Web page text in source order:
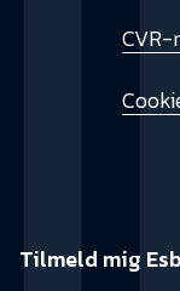
CVR-
Tilmeld mig